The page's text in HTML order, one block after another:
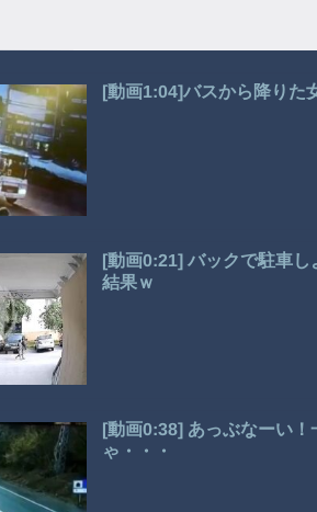
[動画1:04]バスから降りた
[動画0:21] バックで駐車
結果ｗ
[動画0:38] あっぶなーい
ゃ・・・